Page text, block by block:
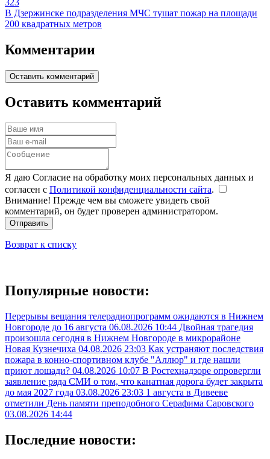
В Дзержинске подразделения МЧС тушат пожар на площади
200 квадратных метров
Комментарии
Оставить комментарий
Оставить комментарий
Я даю Согласие на обработку моих персональных данных и
согласен с Политикой конфиденциальности сайта.
Внимание! Прежде чем вы сможете увидеть свой
комментарий, он будет проверен администратором.
Отправить
Возврат к списку
Популярные новости:
Перерывы вещания телерадиопрограмм ожидаются в Нижнем
Новгороде до 16 августа 06.08.2026 10:44 Двойная трагедия
произошла сегодня в Нижнем Новгороде в микрорайоне
Новая Кузнечиха 04.08.2026 23:03 Как устраняют последствия
пожара в конно-спортивном клубе "Аллюр" и где нашли
приют лошади? 04.08.2026 10:07 В Ростехнадзоре опровергли
заявление ряда СМИ о том, что канатная дорога будет закрыта
до мая 2027 года 03.08.2026 23:03 1 августа в Дивееве
отметили День памяти преподобного Серафима Саровского
03.08.2026 14:44
Последние новости: